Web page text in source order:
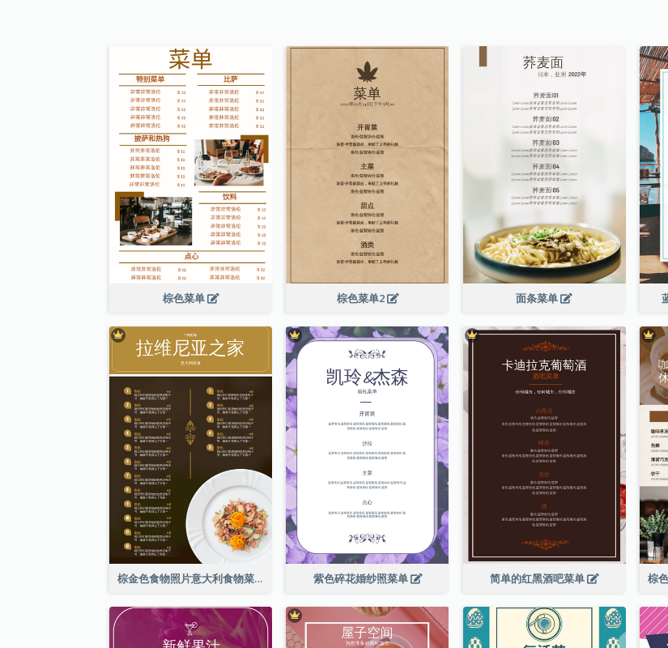
棕色菜单 棕色菜单2 面条菜单
棕金色食物照片意大利食物菜单 紫色碎花婚纱照菜单 简单的红黑酒吧菜单